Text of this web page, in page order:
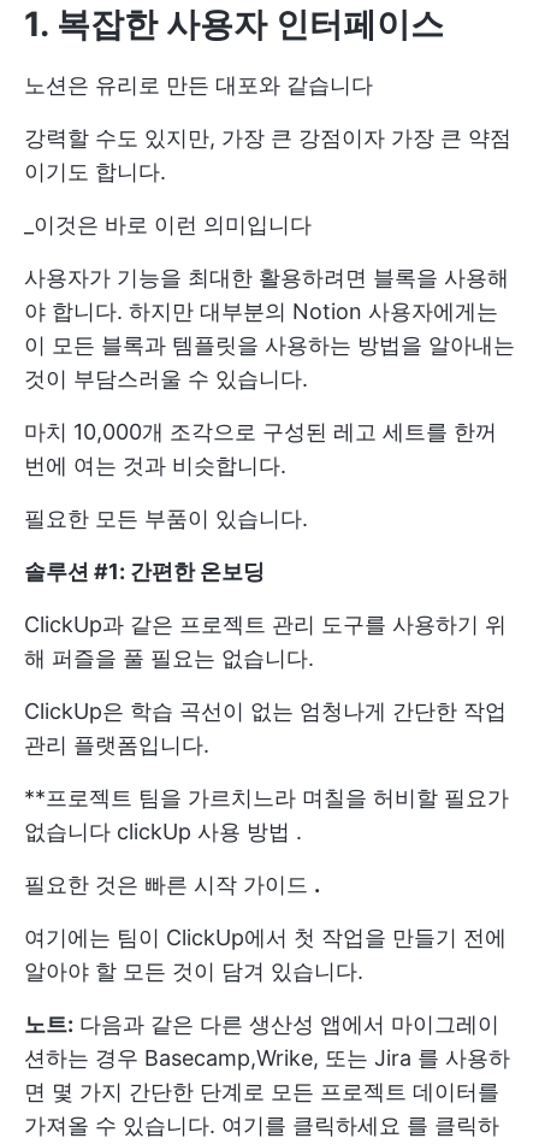
1. 복잡한 사용자 인터페이스
노션은 유리로 만든 대포와 같습니다
강력할 수도 있지만, 가장 큰 강점이자 가장 큰 약점
이기도 합니다.
_이것은 바로 이런 의미입니다
사용자가 기능을 최대한 활용하려면 블록을 사용해
야 합니다. 하지만 대부분의 Notion 사용자에게는
이 모든 블록과 템플릿을 사용하는 방법을 알아내는
것이 부담스러울 수 있습니다.
마치 10,000개 조각으로 구성된 레고 세트를 한꺼
번에 여는 것과 비슷합니다.
필요한 모든 부품이 있습니다.
솔루션 #1: 간편한 온보딩
ClickUp과 같은 프로젝트 관리 도구를 사용하기 위
해 퍼즐을 풀 필요는 없습니다.
ClickUp은 학습 곡선이 없는 엄청나게 간단한 작업
관리 플랫폼입니다.
**프로젝트 팀을 가르치느라 며칠을 허비할 필요가
없습니다 clickUp 사용 방법 .
필요한 것은 빠른 시작 가이드 .
여기에는 팀이 ClickUp에서 첫 작업을 만들기 전에
알아야 할 모든 것이 담겨 있습니다.
노트: 다음과 같은 다른 생산성 앱에서 마이그레이
션하는 경우 Basecamp,Wrike, 또는 Jira 를 사용하
면 몇 가지 간단한 단계로 모든 프로젝트 데이터를
가져올 수 있습니다. 여기를 클릭하세요 를 클릭하